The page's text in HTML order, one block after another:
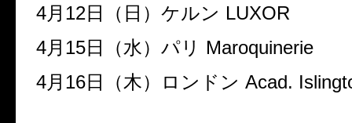
4月 12日（日）ケルン LUXOR
4月 15日（水）パリ Maroquinerie
4月 16日（木）ロンドン Acad.